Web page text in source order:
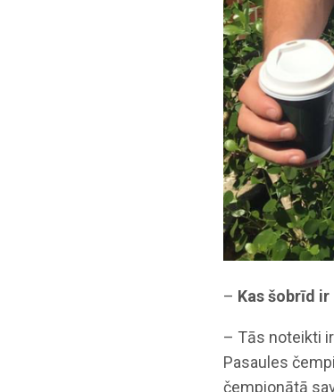
– Kas šobrīd
– Tās noteikti
Pasaules
čempionātā